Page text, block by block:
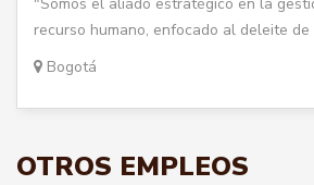
recurso humano, enfocado al deleite
Bogotá
OTROS EMPLEOS